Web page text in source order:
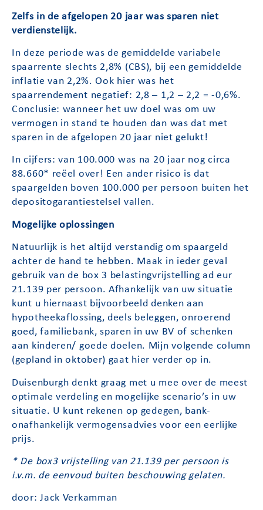
Zelfs in de afgelopen 20 jaar was sparen niet
verdienstelijk.
In deze periode was de gemiddelde variabele
spaarrente slechts 2,8% (CBS), bij een gemiddelde
inflatie van 2,2%. Ook hier was het
spaarrendement negatief: 2,8 – 1,2 – 2,2 = -0,6%.
Conclusie: wanneer het uw doel was om uw
vermogen in stand te houden dan was dat met
sparen in de afgelopen 20 jaar niet gelukt!
In cijfers: van 100.000 was na 20 jaar nog circa
88.660* reëel over! Een ander risico is dat
spaargelden boven 100.000 per persoon buiten het
depositogarantiestelsel vallen.
Mogelijke oplossingen
Natuurlijk is het altijd verstandig om spaargeld
achter de hand te hebben. Maak in ieder geval
gebruik van de box 3 belastingvrijstelling ad eur
21.139 per persoon. Afhankelijk van uw situatie
kunt u hiernaast bijvoorbeeld denken aan
hypotheekaflossing, deels beleggen, onroerend
goed, familiebank, sparen in uw BV of schenken
aan kinderen/ goede doelen. Mijn volgende column
(gepland in oktober) gaat hier verder op in.
Duisenburgh denkt graag met u mee over de meest
optimale verdeling en mogelijke scenario’s in uw
situatie. U kunt rekenen op gedegen, bank-
onafhankelijk vermogensadvies voor een eerlijke
prijs.
* De box3 vrijstelling van 21.139 per persoon is
i.v.m. de eenvoud buiten beschouwing gelaten.
door: Jack Verkamman